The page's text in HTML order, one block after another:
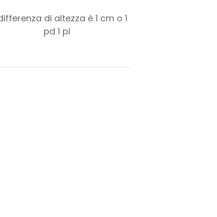
di altezza è1 cm o1
pd 1 pl